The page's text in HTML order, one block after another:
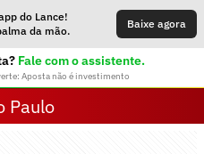
do Lance!
da mão.
Baixe agora
Fale com o assistente.
Aposta não é investimento
Paulo